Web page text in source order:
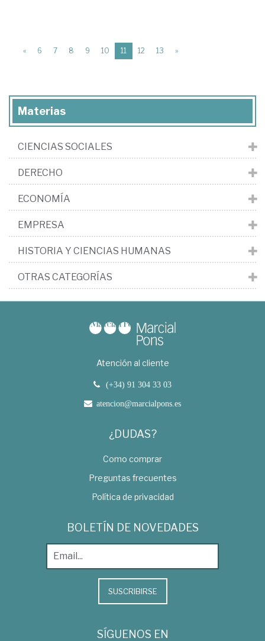
« 6 7 8 9 10 11 (current)
12 13 »
Materias
CIENCIAS SOCIALES
DERECHO
ECONOMÍA
EMPRESA
HISTORIA Y CIENCIAS HUMANAS
OTRAS CATEGORÍAS
Atención al cliente
(+34) 91 304 33 03
atencion@marcialpons.es
¿DUDAS?
Como comprar
Preguntas frecuentes
Política de privacidad
BOLETÍN DE NOVEDADES
SUSCRIBIRSE
SÍGUENOS EN